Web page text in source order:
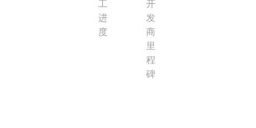
工
进
度
开
发
商
里
程
碑